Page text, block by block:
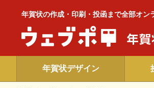
年賀状の作成・印刷・投函まで全部オン
年賀状デザイン